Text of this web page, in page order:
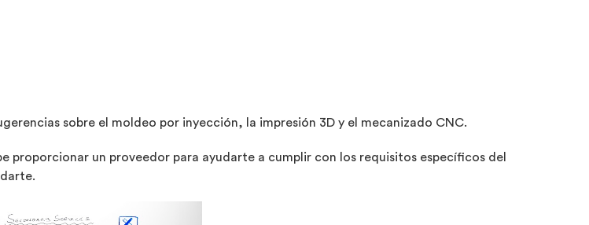
sobre el moldeo por inyección, la impresión 3D y el mecanizado CNC.
proporcionar un proveedor para ayudarte a cumplir con los requisitos específicos del